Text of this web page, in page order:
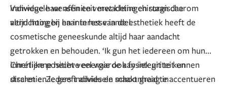
individuele wensen en verwachtingen staan daarom
altijd hoog bij haar in het vaandel.
Vanwege haar affiniteit met kleine chirurgische
verrichtingen en interesse in de esthetiek heeft de
cosmetische geneeskunde altijd haar aandacht
getrokken en behouden. ‘Ik gun het iedereen om hun
innerlijke positieve energie ook fysiek uit te kunnen
stralen en ieders individuele schoonheid te accentueren
Chrétienne hecht veel waarde aan integriteit en
discretie. Ze geeft advies en maakt graag in